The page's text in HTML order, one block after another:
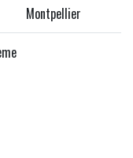
Montpellier